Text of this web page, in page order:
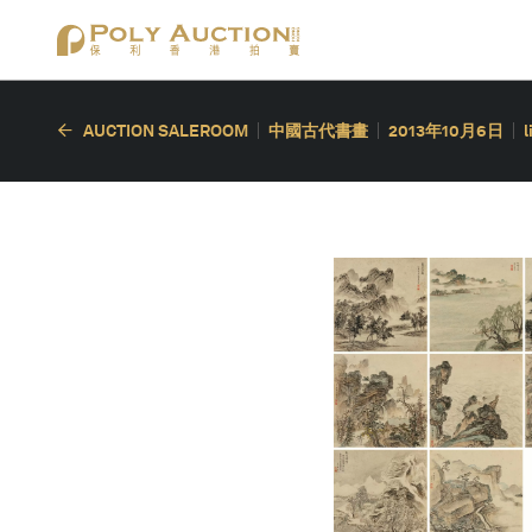
AUCTION SALEROOM 中國古代書畫 2013年10月6日